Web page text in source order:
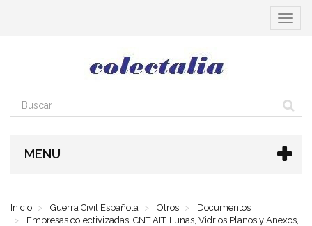
MENU
Inicio Guerra Civil Española Otros
Documentos
Empresas colectivizadas, CNT AIT, Lunas, Vidrios Planos y Anexos,